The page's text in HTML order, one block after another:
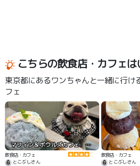
こちらの飲食店・カフェ
東京都にあるワンちゃんと一緒に行け
フェ
マフィン＆ボウルズカフェ カップス
飲食店・カフェ
とこぶしさん
飲食店・カフェ
とこぶしさん